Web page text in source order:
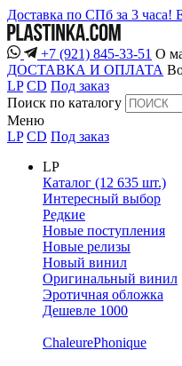
Доставка по СПб за 3 часа!
+7 (921) 845-33-51 О
ДОСТАВКА И ОПЛАТА
LP CD Под заказ
Поиск по каталогу
Меню
LP CD Под заказ
LP
Каталог (12 635 шт.)
Интересный выбор
Редкие
Новые поступления
Новые релизы
Новый винил
Оригинальный винил
Эротичная обложка
Дешевле 1000
ChaleurePhonique